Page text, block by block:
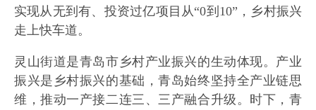
实现从无到有、投资过亿项目从“0到10”，乡村振兴
走上快车道。
灵山街道是青岛市乡村产业振兴的生动体现。产业
振兴是乡村振兴的基础，青岛始终坚持全产业链思
维，推动一产接二连三、三产融合升级。时下，青